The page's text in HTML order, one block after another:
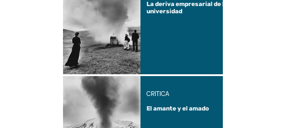
La deriva empresarial de la
universidad
El amante y el amado
CRÍTICA